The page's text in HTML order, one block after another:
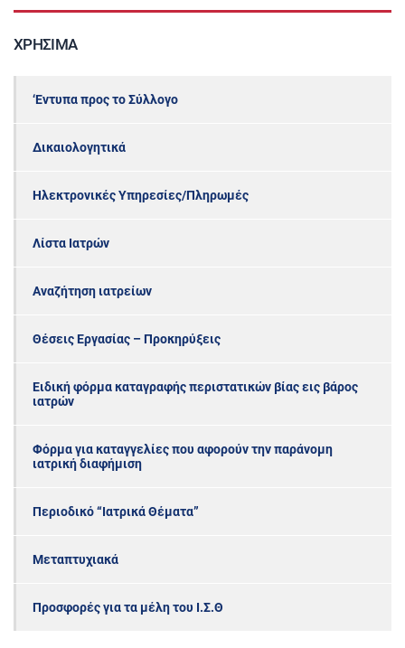
ΧΡΉΣΙΜΑ
‘Εντυπα προς το Σύλλογο
Δικαιολογητικά
Ηλεκτρονικές Υπηρεσίες/Πληρωμές
Λίστα Ιατρών
Αναζήτηση ιατρείων
Θέσεις Εργασίας – Προκηρύξεις
Ειδική φόρμα καταγραφής περιστατικών βίας εις βάρος
ιατρών
Φόρμα για καταγγελίες που αφορούν την παράνομη
ιατρική διαφήμιση
Περιοδικό “Ιατρικά Θέματα”
Μεταπτυχιακά
Προσφορές για τα μέλη του Ι.Σ.Θ